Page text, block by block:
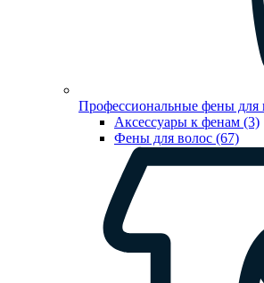
Профессиональные фены для
Аксессуары к фенам (3)
Фены для волос (67)